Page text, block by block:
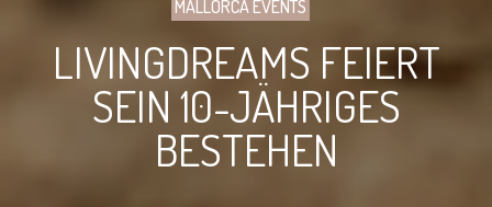
MALLORCA EVENTS
LIVINGDREAMS FEIERT
SEIN 10-JÄHRIGES
BESTEHEN